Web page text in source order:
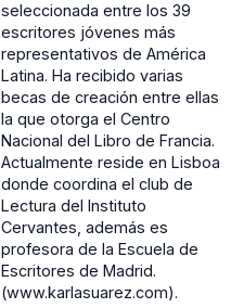
seleccionada entre los 39
escritores jóvenes más
representativos de América
Latina. Ha recibido varias
becas de creación entre ellas
la que otorga el Centro
Nacional del Libro de Francia.
Actualmente reside en Lisboa
donde coordina el club de
Lectura del Instituto
Cervantes, además es
profesora de la Escuela de
Escritores de Madrid.
(www.karlasuarez.com).